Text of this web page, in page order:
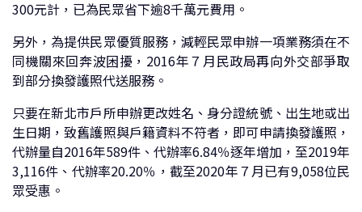
300元計，已為民眾省下逾8千萬元費用。
另外，為提供民眾優質服務，減輕民眾申辦一項業務須在不
同機關來回奔波困擾，2016年７月民政局再向外交部爭取
到部分換發護照代送服務。
只要在新北市戶所申辦更改姓名、身分證統號、出生地或出
生日期，致舊護照與戶籍資料不符者，即可申請換發護照，
代辦量自2016年589件、代辦率6.84％逐年增加，至2019年
3,116件、代辦率20.20％，截至2020年７月已有9,058位民
眾受惠。